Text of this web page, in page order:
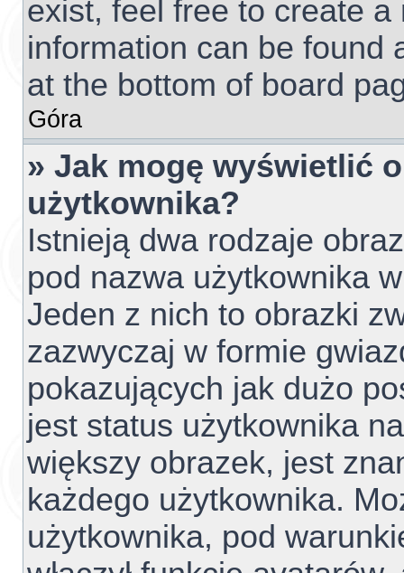
exist, feel free to create
information can be found
at the bottom of board
Góra
» Jak mogę wyświetlić
użytkownika?
Istnieją dwa rodzaje
pod nazwa użytkownika
Jeden z nich to obrazki
zazwyczaj w formie
pokazujących jak dużo
jest status użytkownika
większy obrazek, jest
każdego użytkownika.
użytkownika, pod